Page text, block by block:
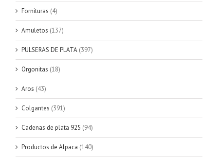
Fornituras (4)
Amuletos (137)
PULSERAS DE PLATA (397)
Orgonitas (18)
Aros (43)
Colgantes (391)
Cadenas de plata 925 (94)
Productos de Alpaca (140)